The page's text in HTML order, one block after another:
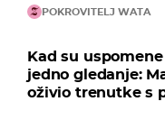
POKROVITELJ WATA
Kad su
jedno gledanje:
oživio trenutke s